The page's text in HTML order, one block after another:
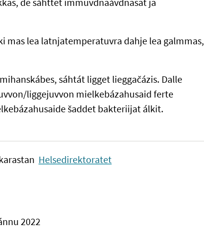
de sáhttet immuvdnaávdnasat ja
mas lea latnjatemperatuvra dahje lea galmmas,
sáhtát ligget lieggačázis. Dalle
liggejuvvon mielkebázahusaid ferte
šaddet bakteriijat álkit.
Helsedirektoratet
2022